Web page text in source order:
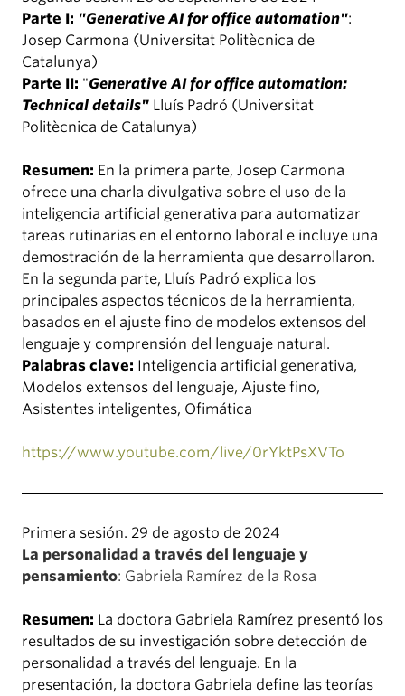
Parte I: "Generative AI for office automation":
Josep Carmona (Universitat Politècnica de
Catalunya)
Parte II: "Generative AI for office automation:
Technical details" Lluís Padró (Universitat
Politècnica de Catalunya)
Resumen: En la primera parte, Josep Carmona
ofrece una charla divulgativa sobre el uso de la
inteligencia artificial generativa para automatizar
tareas rutinarias en el entorno laboral e incluye una
demostración de la herramienta que desarrollaron.
En la segunda parte, Lluís Padró explica los
principales aspectos técnicos de la herramienta,
basados en el ajuste fino de modelos extensos del
lenguaje y comprensión del lenguaje natural.
Palabras clave: Inteligencia artificial generativa,
Modelos extensos del lenguaje, Ajuste fino,
Asistentes inteligentes, Ofimática
https://www.youtube.com/live/0rYktPsXVTo
Primera sesión. 29 de agosto de 2024
La personalidad a través del lenguaje y
pensamiento: Gabriela Ramírez de la Rosa
Resumen: La doctora Gabriela Ramírez presentó los
resultados de su investigación sobre detección de
personalidad a través del lenguaje. En la
presentación, la doctora Gabriela define las teorías